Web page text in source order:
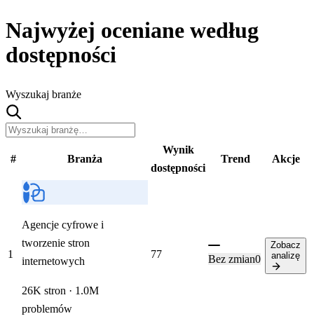
Najwyżej oceniane według
dostępności
Wyszukaj branże
# Branża
Wynik
dostępności
Trend Akcje
1
Agencje cyfrowe i
tworzenie stron
internetowych
26K stron · 1.0M
problemów
77 Bez zmian0
Zobacz
analizę